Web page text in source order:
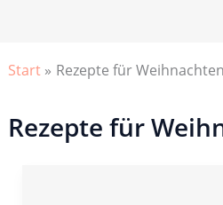
Start Rezepte für Weihnachten
Rezepte für